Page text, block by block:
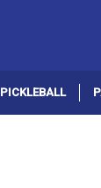
PICKLEBALL